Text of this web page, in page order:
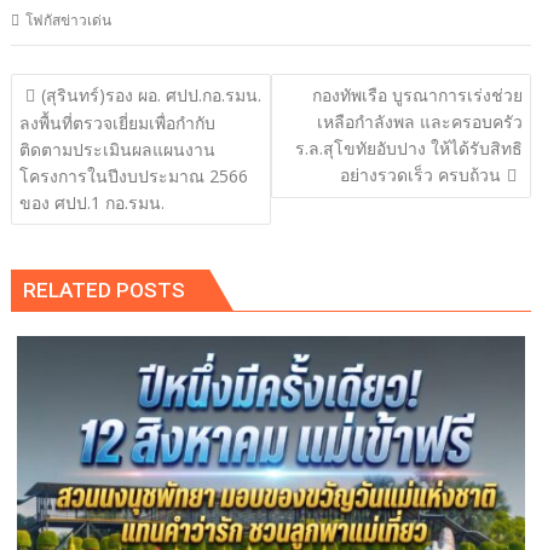
โฟกัสข่าวเด่น
แนะแนว
เรื่อง
(สุรินทร์)รอง ผอ. ศปป.กอ.รมน.
ลงพื้นที่ตรวจเยี่ยมเพื่อกำกับ
ติดตามประเมินผลแผนงาน
โครงการในปีงบประมาณ 2566
ของ ศปป.1 กอ.รมน.
กองทัพเรือ บูรณาการเร่งช่วย
เหลือกำลังพล และครอบครัว
ร.ล.สุโขทัยอับปาง ให้ได้รับสิทธิ
อย่างรวดเร็ว ครบถ้วน
RELATED POSTS